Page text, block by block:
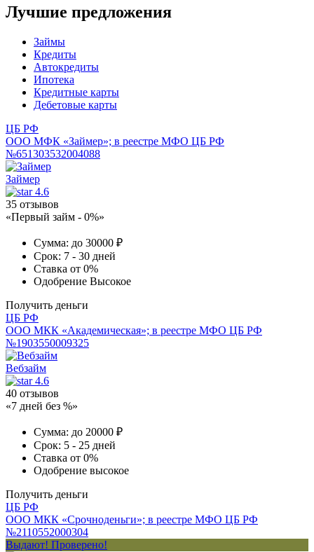
Лучшие предложения
Займы
Кредиты
Автокредиты
Ипотека
Кредитные карты
Дебетовые карты
ЦБ РФ
ООО МФК «Займер»; в реестре МФО ЦБ РФ
№651303532004088
Займер
4.6
35 отзывов
«Первый займ - 0%»
Сумма: до 30000 ₽
Срок: 7 - 30 дней
Ставка от 0%
Одобрение Высокое
Получить деньги
ЦБ РФ
ООО МКК «Академическая»; в реестре МФО ЦБ РФ
№1903550009325
Вебзайм
4.6
40 отзывов
«7 дней без %»
Сумма: до 20000 ₽
Срок: 5 - 25 дней
Ставка от 0%
Одобрение высокое
Получить деньги
ЦБ РФ
ООО МКК «Срочноденьги»; в реестре МФО ЦБ РФ
№2110552000304
Выдают! Проверено!